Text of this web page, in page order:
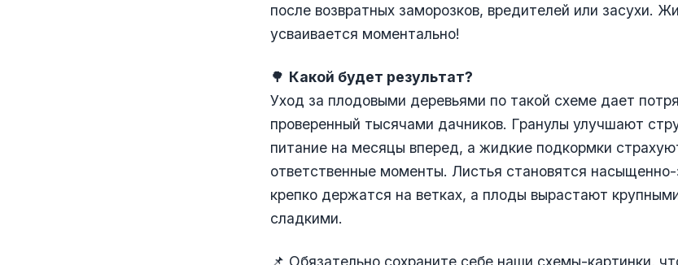
после возвратных заморозков, вредителей или засухи.
усваивается моментально!
🌳 Какой будет результат?
Уход за плодовыми деревьями по такой схеме дает
проверенный тысячами дачников. Гранулы улучшают
питание на месяцы вперед, а жидкие подкормки
ответственные моменты. Листья становятся
крепко держатся на ветках, а плоды вырастают
сладкими.
📌 Обязательно сохраните себе наши схемы-картинки,